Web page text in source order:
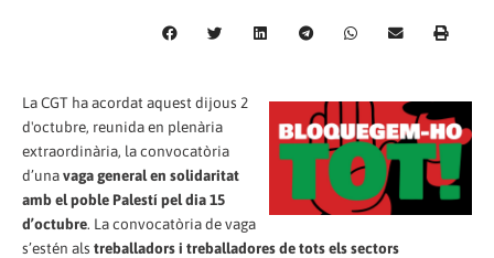
La CGT ha acordat aquest dijous 2
d'octubre, reunida en plenària
extraordinària, la convocatòria
d’unavaga general en solidaritat
amb el poble Palestí pel dia 15
d’octubre. La convocatòria de vaga
s’estén als treballadors i treballadores de tots els sectors